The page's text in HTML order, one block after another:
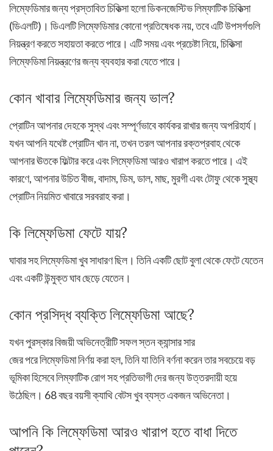
লিম্ফেডিমার জন্য প্রস্তাবিত চিকিত্সা হলো ডিকনজেস্টিভ লিম্ফাটিক চিকিত্সা
(ডিএলটি)। ডিএলটি লিম্ফেডিমার কোনো প্রতিষেধক নয়, তবে এটি উপসর্গগুলি
নিয়ন্ত্রণ করতে সহায়তা করতে পারে। এটি সময় এবং প্রচেষ্টা নিয়ে, চিকিত্সা
লিম্ফেডিমা নিয়ন্ত্রণের জন্য ব্যবহার করা যেতে পারে।
কোন খাবার লিম্ফেডিমার জন্য ভাল?
প্রোটিন আপনার দেহকে সুস্থ এবং সম্পূর্ণভাবে কার্যকর রাখার জন্য অপরিহার্য।
যখন আপনি যথেষ্ট প্রোটিন খান না, তখন তরল আপনার রক্তপ্রবাহ থেকে
আপনার ঊতকে ফিল্টার করে এবং লিম্ফেডিমা আরও খারাপ করতে পারে। এই
কারণে, আপনার উচিত বীজ, বাদাম, ডিম, ডাল, মাছ, মুরগী এবং টোফু থেকে সুস্থ্য
প্রোটিন নিয়মিত খাবারে সরবরাহ করা।
কি লিম্ফেডিমা ফেটে যায়?
ঘাবার সহ লিম্ফেডিমা খুব সাধারণ ছিল। তিনি একটি ছোট বুলা থেকে ফেটে যেতেন
এবং একটি উন্মুক্ত ঘাব ছেড়ে যেতেন।
কোন প্রসিদ্ধ ব্যক্তি লিম্ফেডিমা আছে?
যখন পুরস্কার বিজয়ী অভিনেত্রীটি সফল স্তন ক্যান্সার সার
জের পরে লিম্ফেডিমা নির্ণয় করা হল, তিনি যা তিনি বর্ণনা করেন তার সবচেয়ে বড়
ভূমিকা হিসেবে লিম্ফাটিক রোগ সহ প্রতিভাগী দের জন্য উত্তরদায়ী হয়ে
উঠেছিল। 68 বছর বয়সী ক্যাথি বেটস খুব ব্যস্ত একজন অভিনেতা।
আপনি কি লিম্ফেডিমা আরও খারাপ হতে বাধা দিতে